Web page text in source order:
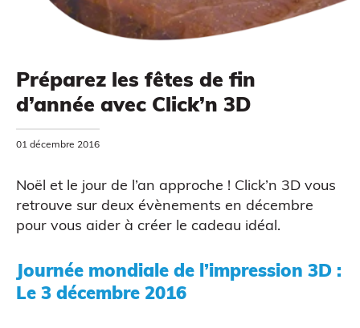
MODÉLISATION 3D
Préparez les fêtes de fin
d’année avec Click’n 3D
01 décembre 2016
Noël et le jour de l’an approche ! Click’n 3D vous
retrouve sur deux évènements en décembre
pour vous aider à créer le cadeau idéal.
Journée mondiale de l’impression 3D :
Le 3 décembre 2016